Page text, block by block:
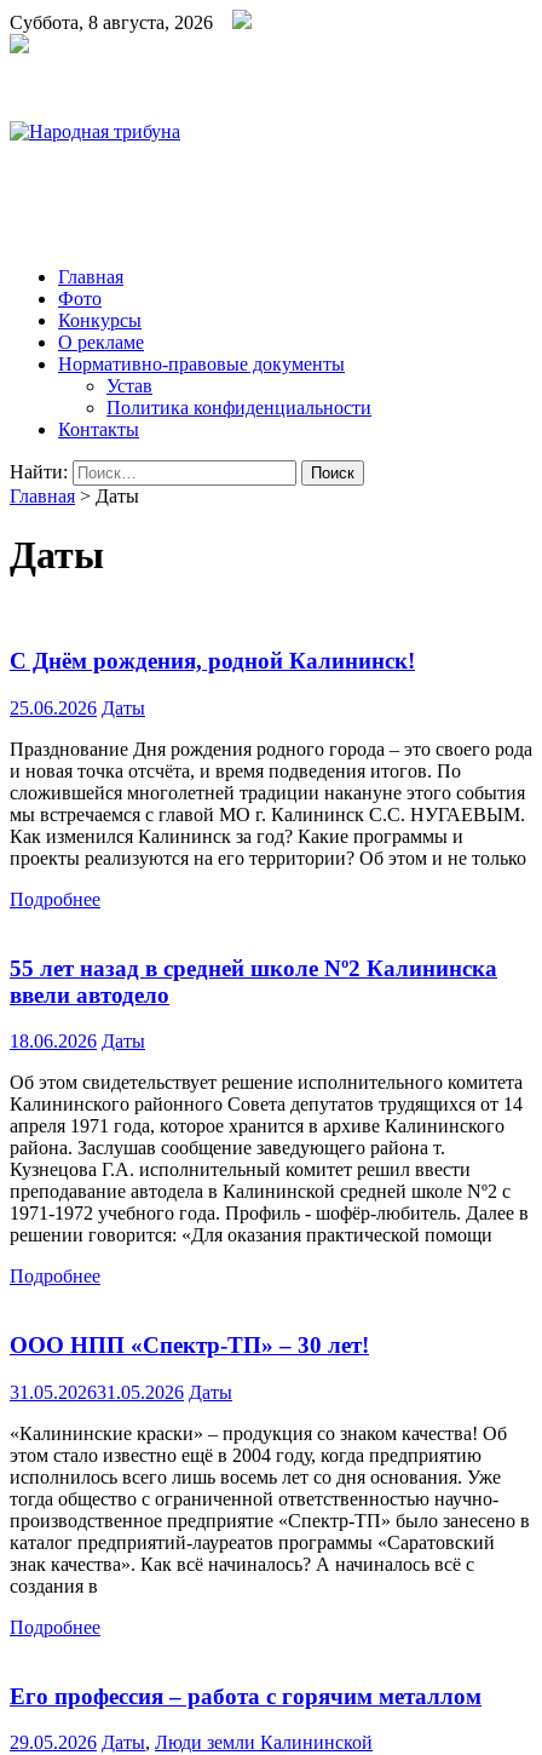
Суббота, 8 августа, 2026
Главная
Фото
Конкурсы
О рекламе
Нормативно-правовые документы
Устав
Политика конфиденциальности
Контакты
Найти:
Главная > Даты
Даты
С Днём рождения, родной Калининск!
25.06.2026 Даты
Празднование Дня рождения родного города – это своего рода
и новая точка отсчёта, и время подведения итогов. По
сложившейся многолетней традиции накануне этого события
мы встречаемся с главой МО г. Калининск С.С. НУГАЕВЫМ.
Как изменился Калининск за год? Какие программы и
проекты реализуются на его территории? Об этом и не только
Подробнее
55 лет назад в средней школе Nº2 Калининска
ввели автодело
18.06.2026 Даты
Об этом свидетельствует решение исполнительного комитета
Калининского районного Совета депутатов трудящихся от 14
апреля 1971 года, которое хранится в архиве Калининского
района. Заслушав сообщение заведующего района т.
Кузнецова Г.А. исполнительный комитет решил ввести
преподавание автодела в Калининской средней школе Nº2 с
1971-1972 учебного года. Профиль - шофёр-любитель. Далее в
решении говорится: «Для оказания практической помощи
Подробнее
ООО НПП «Спектр-ТП» – 30 лет!
31.05.202631.05.2026 Даты
«Калининские краски» – продукция со знаком качества! Об
этом стало известно ещё в 2004 году, когда предприятию
исполнилось всего лишь восемь лет со дня основания. Уже
тогда общество с ограниченной ответственностью научно-
производственное предприятие «Спектр-ТП» было занесено в
каталог предприятий-лауреатов программы «Саратовский
знак качества». Как всё начиналось? А начиналось всё с
создания в
Подробнее
Его профессия – работа с горячим металлом
29.05.2026 Даты, Люди земли Калининской